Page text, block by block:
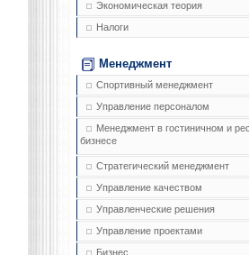
Экономическая теория
Налоги
Менеджмент
Спортивный менеджмент
Управление персоналом
Менеджмент в гостиничном и
бизнесе
Стратегический менеджмент
Управление качеством
Управленческие решения
Управление проектами
Бизнес